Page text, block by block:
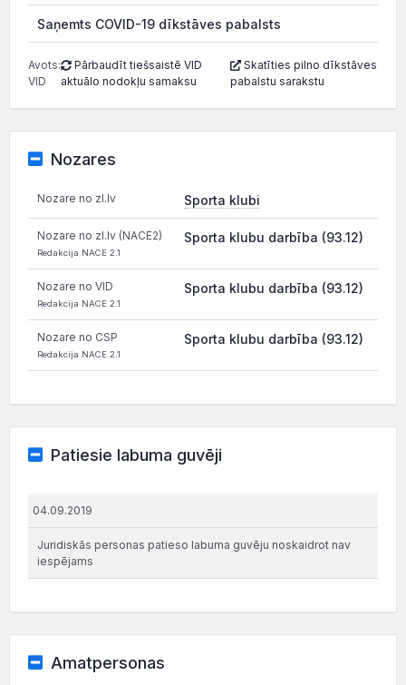
Saņemts COVID-19 dīkstāves pabalsts
Avots:
VID
Pārbaudīt tiešsaistē VID
aktuālo nodokļu samaksu
Skatīties pilno dīkstāves
pabalstu sarakstu
Nozares
Nozare no zl.lv Sporta klubi
Nozare no zl.lv (NACE2)
Redakcija NACE 2.1
Sporta klubu darbība (93.12)
Nozare no VID
Redakcija NACE 2.1
Sporta klubu darbība (93.12)
Nozare no CSP
Redakcija NACE 2.1
Sporta klubu darbība (93.12)
Patiesie labuma guvēji
04.09.2019
Juridiskās personas patieso labuma guvēju noskaidrot nav
iespējams
Amatpersonas